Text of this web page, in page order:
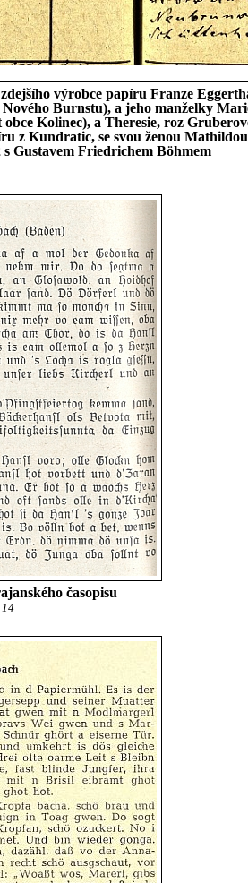
výrobce papíru Franze
Burnstu), a jeho manželky
Kolinec), a Theresie, roz
z Kundratic, se svou ženou
Gustavem Friedrichem Böhmem
časopisu
14